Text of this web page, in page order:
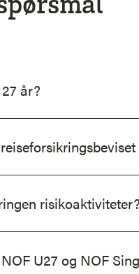
år?
risikoaktiviteter?
U27 og NOF